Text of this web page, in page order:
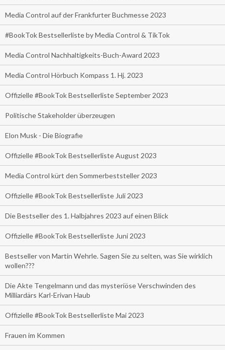
Media Control auf der Frankfurter Buchmesse 2023
#BookTok Bestsellerliste by Media Control & TikTok
Media Control Nachhaltigkeits-Buch-Award 2023
Media Control Hörbuch Kompass 1. Hj. 2023
Offizielle #BookTok Bestsellerliste September 2023
Politische Stakeholder überzeugen
Elon Musk - Die Biografie
Offizielle #BookTok Bestsellerliste August 2023
Media Control kürt den Sommerbeststeller 2023
Offizielle #BookTok Bestsellerliste Juli 2023
Die Bestseller des 1. Halbjahres 2023 auf einen Blick
Offizielle #BookTok Bestsellerliste Juni 2023
Bestseller von Martin Wehrle. Sagen Sie zu selten, was Sie wirklich
wollen???
Die Akte Tengelmann und das mysteriöse Verschwinden des
Milliardärs Karl-Erivan Haub
Offizielle #BookTok Bestsellerliste Mai 2023
Frauen im Kommen